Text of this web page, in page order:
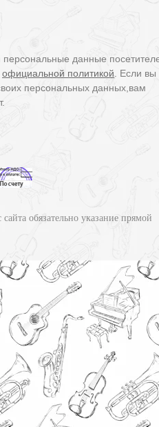
данные
официальной политикой . Если
персональных данных,вам
обязательно указание прямой